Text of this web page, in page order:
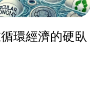
環經濟的硬臥